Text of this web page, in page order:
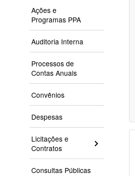
Ações e
Programas PPA
Auditoria Interna
Processos de
Contas Anuais
Convênios
Despesas
Licitações e
Contratos
Consultas Públicas